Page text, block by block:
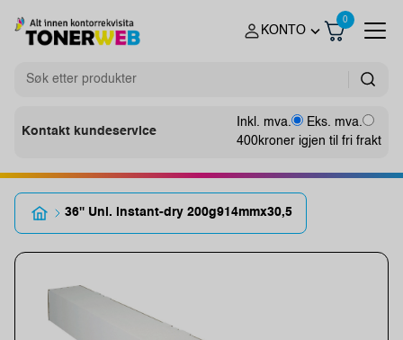
KONTO
0
Kontakt kundeservice
Inkl. mva.
Eks. mva.
400kroner igjen til fri frakt
36'' Uni. instant-dry 200g914mmx30,5